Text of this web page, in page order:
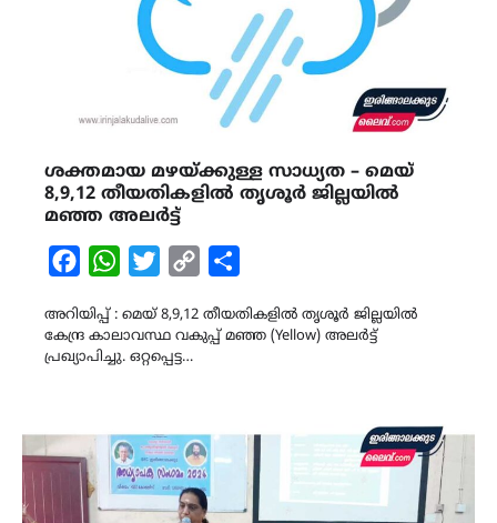
ശക്തമായ മഴയ്ക്കുള്ള സാധ്യത – മെയ്
8,9,12 തീയതികളിൽ തൃശൂർ ജില്ലയിൽ
മഞ്ഞ അലർട്ട്
FacebookWhatsAppTwitterCopy
അറിയിപ്പ് : മെയ് 8,9,12 തീയതികളിൽ തൃശൂർ ജില്ലയിൽ
കേന്ദ്ര കാലാവസ്ഥ വകുപ്പ് മഞ്ഞ (Yellow) അലർട്ട്
പ്രഖ്യാപിച്ചു. ഒറ്റപ്പെട്ട…